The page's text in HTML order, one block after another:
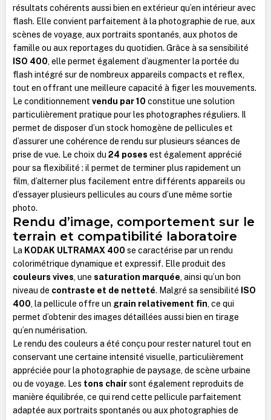
résultats cohérents aussi bien en extérieur qu’en intérieur avec
flash. Elle convient parfaitement à la photographie de rue, aux
scènes de voyage, aux portraits spontanés, aux photos de
famille ou aux reportages du quotidien. Grâce à sa sensibilité
ISO 400, elle permet également d’augmenter la portée du
flash intégré sur de nombreux appareils compacts et reflex,
tout en offrant une meilleure capacité à figer les mouvements.
Le conditionnement vendu par 10 constitue une solution
particulièrement pratique pour les photographes réguliers. Il
permet de disposer d’un stock homogène de pellicules et
d’assurer une cohérence de rendu sur plusieurs séances de
prise de vue. Le choix du 24 poses est également apprécié
pour sa flexibilité : il permet de terminer plus rapidement un
film, d’alterner plus facilement entre différents appareils ou
d’essayer plusieurs pellicules au cours d’une même sortie
photo.
Rendu d’image, comportement sur le
terrain et compatibilité laboratoire
La KODAK ULTRAMAX 400 se caractérise par un rendu
colorimétrique dynamique et expressif. Elle produit des
couleurs vives, une saturation marquée, ainsi qu’un bon
niveau de contraste et de netteté. Malgré sa sensibilité ISO
400, la pellicule offre un grain relativement fin, ce qui
permet d’obtenir des images détaillées aussi bien en tirage
qu’en numérisation.
Le rendu des couleurs a été conçu pour rester naturel tout en
conservant une certaine intensité visuelle, particulièrement
appréciée pour la photographie de paysage, de scène urbaine
ou de voyage. Les tons chairsont également reproduits de
manière équilibrée, ce qui rend cette pellicule parfaitement
adaptée aux portraits spontanés ou aux photographies de